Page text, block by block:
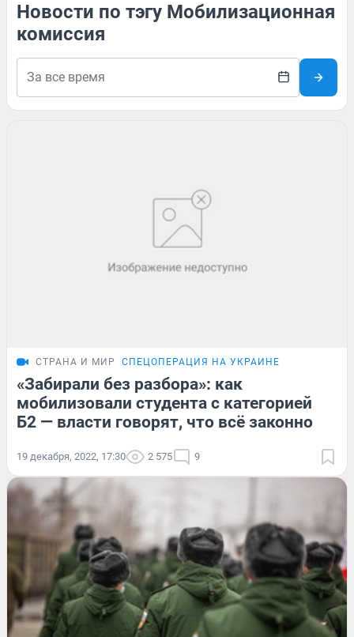
Новости по тэгу Мобилизационная
комиссия
СТРАНА И МИР СПЕЦОПЕРАЦИЯ НА УКРАИНЕ
«Забирали без разбора»: как
мобилизовали студента с категорией
Б2 — власти говорят, что всё законно
19 декабря, 2022, 17:30 2 575 9